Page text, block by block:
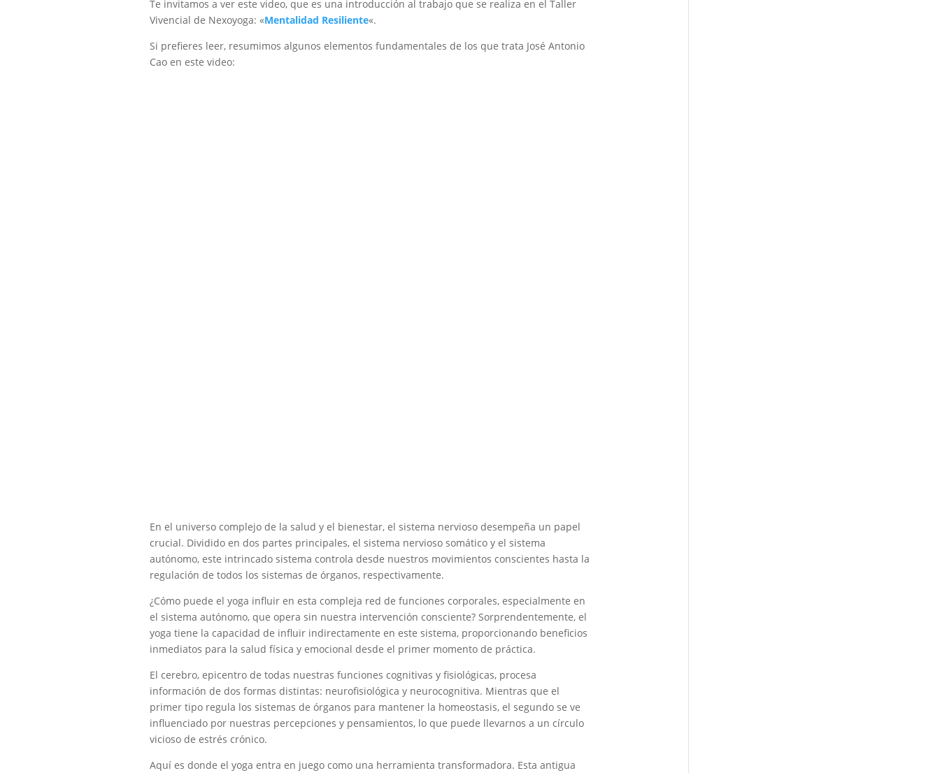
Te invitamos a ver este video, que es una introducción al trabajo que se realiza en el Taller
Vivencial de Nexoyoga: «Mentalidad Resiliente«.
Si prefieres leer, resumimos algunos elementos fundamentales de los que trata José Antonio
Cao en este video:
En el universo complejo de la salud y el bienestar, el sistema nervioso desempeña un papel
crucial. Dividido en dos partes principales, el sistema nervioso somático y el sistema
autónomo, este intrincado sistema controla desde nuestros movimientos conscientes hasta la
regulación de todos los sistemas de órganos, respectivamente.
¿Cómo puede el yoga influir en esta compleja red de funciones corporales, especialmente en
el sistema autónomo, que opera sin nuestra intervención consciente? Sorprendentemente, el
yoga tiene la capacidad de influir indirectamente en este sistema, proporcionando beneficios
inmediatos para la salud física y emocional desde el primer momento de práctica.
El cerebro, epicentro de todas nuestras funciones cognitivas y fisiológicas, procesa
información de dos formas distintas: neurofisiológica y neurocognitiva. Mientras que el
primer tipo regula los sistemas de órganos para mantener la homeostasis, el segundo se ve
influenciado por nuestras percepciones y pensamientos, lo que puede llevarnos a un círculo
vicioso de estrés crónico.
Aquí es donde el yoga entra en juego como una herramienta transformadora. Esta antigua